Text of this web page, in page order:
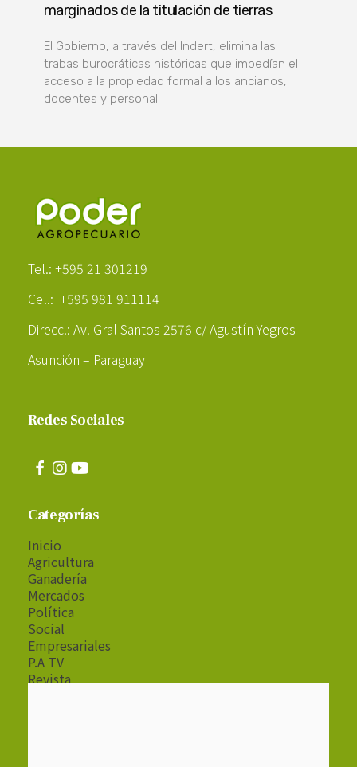
marginados de la titulación de tierras
El Gobierno, a través del Indert, elimina las
trabas burocráticas históricas que impedían el
acceso a la propiedad formal a los ancianos,
docentes y personal
Tel.: +595 21 301219
Cel.: +595 981 911114
Direcc.: Av. Gral Santos 2576 c/ Agustín Yegros
Asunción – Paraguay
Redes Sociales
Categorías
Inicio
Agricultura
Ganadería
Mercados
Política
Social
Empresariales
P.A TV
Revista